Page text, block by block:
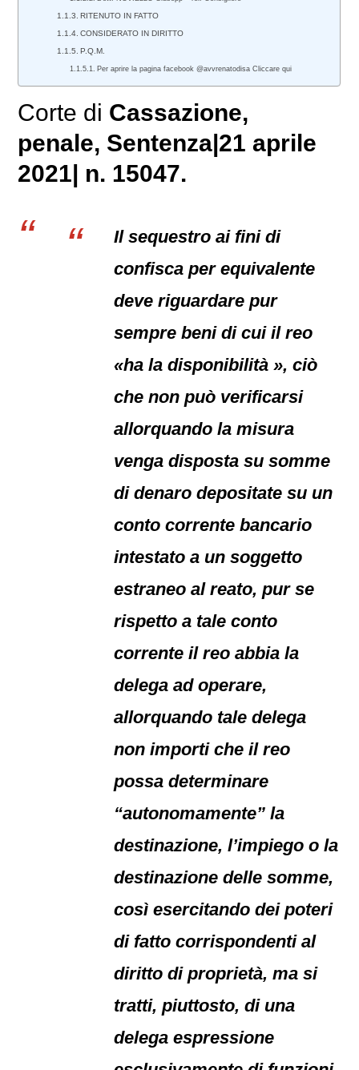
RITENUTO IN FATTO
CONSIDERATO IN DIRITTO
P.Q.M.
Per aprire la pagina facebook @avvrenatodisa Cliccare qui
Corte di Cassazione,
penale, Sentenza|21 aprile
2021| n. 15047.
Il sequestro ai fini di
confisca per equivalente
deve riguardare pur
sempre beni di cui il reo
«ha la disponibilità », ciò
che non può verificarsi
allorquando la misura
venga disposta su somme
di denaro depositate su un
conto corrente bancario
intestato a un soggetto
estraneo al reato, pur se
rispetto a tale conto
corrente il reo abbia la
delega ad operare,
allorquando tale delega
non importi che il reo
possa determinare
“autonomamente” la
destinazione, l’impiego o la
destinazione delle somme,
così esercitando dei poteri
di fatto corrispondenti al
diritto di proprietà, ma si
tratti, piuttosto, di una
delega espressione